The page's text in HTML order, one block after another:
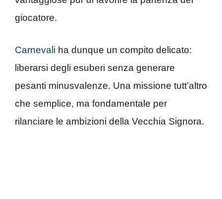
giocatore.
Carnevali ha dunque un compito delicato:
liberarsi degli esuberi senza generare
pesanti minusvalenze. Una missione tutt’altro
che semplice, ma fondamentale per
rilanciare le ambizioni della Vecchia Signora.